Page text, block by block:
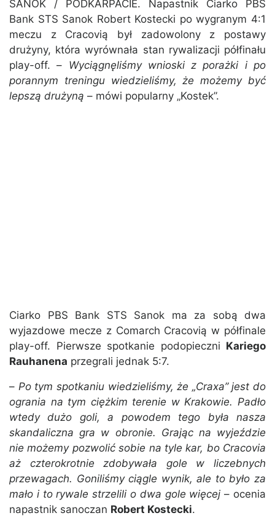
SANOK / PODKARPACIE. Napastnik Ciarko PBS
Bank STS Sanok Robert Kostecki po wygranym 4:1
meczu z Cracovią był zadowolony z postawy
drużyny, która wyrównała stan rywalizacji półfinału
play-off. – Wyciągnęliśmy wnioski z porażki i po
porannym treningu wiedzieliśmy, że możemy być
lepszą drużyną – mówi popularny „Kostek”.
Ciarko PBS Bank STS Sanok ma za sobą dwa
wyjazdowe mecze z Comarch Cracovią w półfinale
play-off. Pierwsze spotkanie podopieczni Kariego
Rauhanena przegrali jednak 5:7.
– Po tym spotkaniu wiedzieliśmy, że „Craxa” jest do
ogrania na tym ciężkim terenie w Krakowie. Padło
wtedy dużo goli, a powodem tego była nasza
skandaliczna gra w obronie. Grając na wyjeździe
nie możemy pozwolić sobie na tyle kar, bo Cracovia
aż czterokrotnie zdobywała gole w liczebnych
przewagach. Goniliśmy ciągle wynik, ale to było za
mało i to rywale strzelili o dwa gole więcej – ocenia
napastnik sanoczan Robert Kostecki.